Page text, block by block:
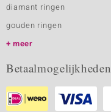
diamant ringen
gouden ringen
meer
Betaalmogelijkheden